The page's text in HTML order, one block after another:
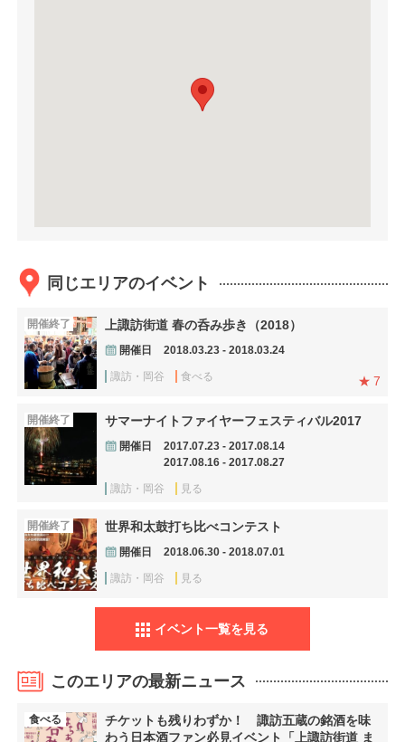
同じエリアのイベント
開催終了 上諏訪街道 春の呑み歩き（2018）
開催日 2018.03.23 - 2018.03.24
諏訪・岡谷 食べる 7
開催終了 サマーナイトファイヤーフェスティバル2017
開催日
2017.07.23 - 2017.08.14
2017.08.16 - 2017.08.27
諏訪・岡谷 見る
開催終了 世界和太鼓打ち比べコンテスト
開催日 2018.06.30 - 2018.07.01
諏訪・岡谷 見る
イベント一覧を見る
このエリアの最新ニュース
食べる
チケットも残りわずか！ 諏訪五蔵の銘酒を味
わう日本酒ファン必見イベント「上諏訪街道 ま